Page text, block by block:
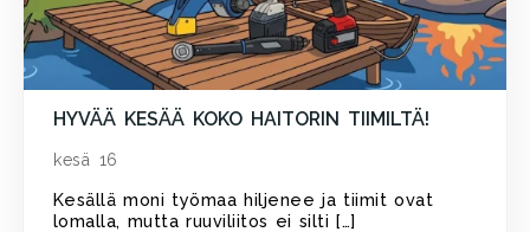
HYVÄÄ KESÄÄ KOKO HAITORIN TIIMILTÄ!
kesä 16
Kesällä moni työmaa hiljenee ja tiimit ovat
lomalla, mutta ruuviliitos ei silti […]